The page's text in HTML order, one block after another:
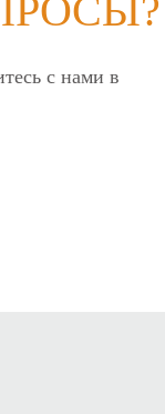
с нами в